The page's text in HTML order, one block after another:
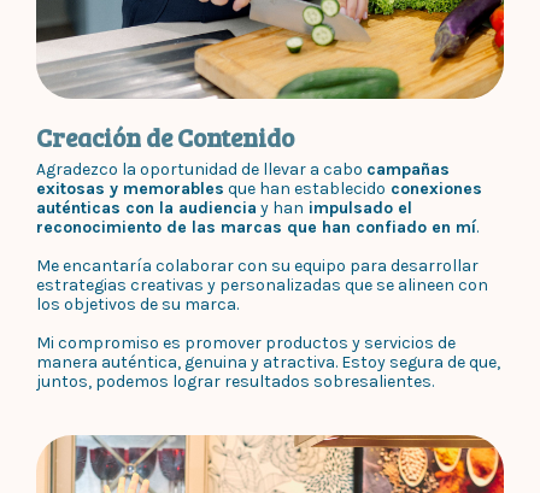
Creación de Contenido
Agradezco la oportunidad de llevar a cabo campañas
exitosas y memorables que han establecido conexiones
auténticas con la audiencia y han impulsado el
reconocimiento de las marcas que han confiado en mí.
Me encantaría colaborar con su equipo para desarrollar
estrategias creativas y personalizadas que se alineen con
los objetivos de su marca.
Mi compromiso es promover productos y servicios de
manera auténtica, genuina y atractiva. Estoy segura de que,
juntos, podemos lograr resultados sobresalientes.